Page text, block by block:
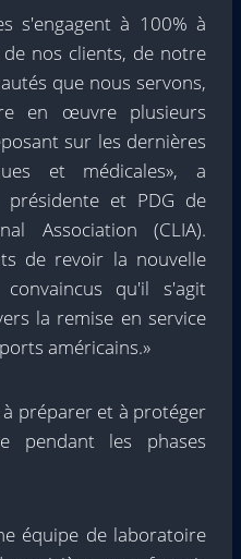
s'engagent à 100% à
nos clients, de notre
que nous servons,
en œuvre plusieurs
sur les dernières
et médicales», a
présidente et PDG de
Association (CLIA).
de revoir la nouvelle
qu'il s'agit
la remise en service
américains.»
à préparer et à protéger
pendant les phases
équipe de laboratoire